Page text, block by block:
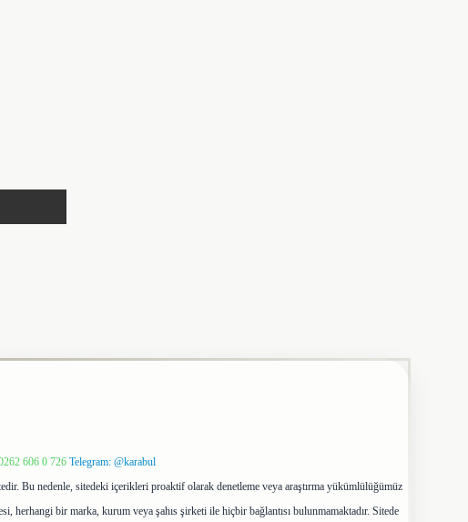
606 0 726 Telegram: @karabul
Bu nedenle, sitedeki içerikleri proaktif olarak denetleme veya araştırma yükümlülüğümüz
herhangi bir marka, kurum veya şahıs şirketi ile hiçbir bağlantısı bulunmamaktadır. Sitede